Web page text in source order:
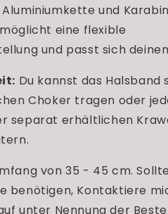
Aluminiumkette und
eine flexible
und passt sich
Du kannst das Halsband
Choker tragen oder
separat erhältlichen
von 35 - 45 cm.
benötigen, Kontaktiere
unter Nennung der